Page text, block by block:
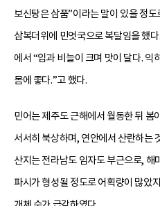
보신탕은 삼품”이라는 말이 있을 정
삼복더위에 민엇국으로 복달임을 했
에서 “입과 비늘이 크며 맛이 달다. 익
몸에 좋다.”고 했다.
민어는 제주도 근해에서 월동한 뒤 봄
서서히 북상하며, 연안에서 산란하는
산지는 전라남도 임자도 부근으로, 해
파시가 형성될 정도로 어획량이 많았